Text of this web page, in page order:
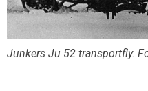
Junkers Ju 52 transportfly.